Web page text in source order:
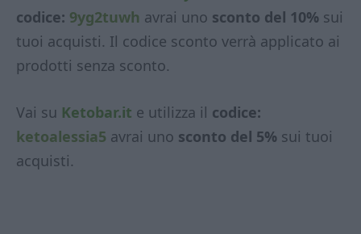
codice: 9yg2tuwh avrai uno sconto del 10% sui
tuoi acquisti. Il codice sconto verrà applicato ai
prodotti senza sconto.
Vai su Ketobar.it e utilizza il codice:
ketoalessia5 avrai uno sconto del 5% sui tuoi
acquisti.